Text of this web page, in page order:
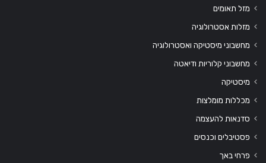
מזל תאומים
מזלות אסטרולוגיה
מחשבוני מיסטיקה ואסטרולוגיה
מחשבוני קלוריות ודיאטה
מיסטיקה
מכללות מומלצות
סדנאות להעצמה
פסטיבלים וכנסים
פרחי באך